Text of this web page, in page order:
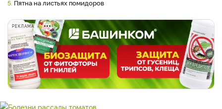
5. Пятна на листьях помидоров
РЕКЛАМА